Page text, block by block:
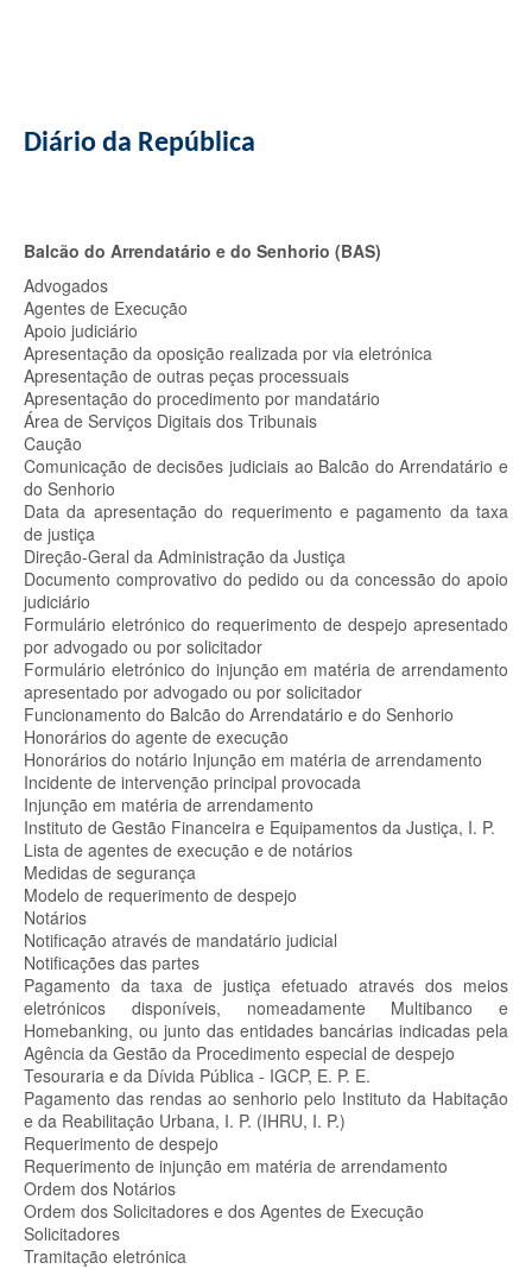
Diário da República
Balcão do Arrendatário e do Senhorio (BAS)
Advogados
Agentes de Execução
Apoio judiciário
Apresentação da oposição realizada por via eletrónica
Apresentação de outras peças processuais
Apresentação do procedimento por mandatário
Área de Serviços Digitais dos Tribunais
Caução
Comunicação de decisões judiciais ao Balcão do Arrendatário e
do Senhorio
Data da apresentação do requerimento e pagamento da taxa
de justiça
Direção-Geral da Administração da Justiça
Documento comprovativo do pedido ou da concessão do apoio
judiciário
Formulário eletrónico do requerimento de despejo apresentado
por advogado ou por solicitador
Formulário eletrónico do injunção em matéria de arrendamento
apresentado por advogado ou por solicitador
Funcionamento do Balcão do Arrendatário e do Senhorio
Honorários do agente de execução
Honorários do notário Injunção em matéria de arrendamento
Incidente de intervenção principal provocada
Injunção em matéria de arrendamento
Instituto de Gestão Financeira e Equipamentos da Justiça, I. P.
Lista de agentes de execução e de notários
Medidas de segurança
Modelo de requerimento de despejo
Notários
Notificação através de mandatário judicial
Notificações das partes
Pagamento da taxa de justiça efetuado através dos meios
eletrónicos disponíveis, nomeadamente Multibanco e
Homebanking, ou junto das entidades bancárias indicadas pela
Agência da Gestão da Procedimento especial de despejo
Tesouraria e da Dívida Pública - IGCP, E. P. E.
Pagamento das rendas ao senhorio pelo Instituto da Habitação
e da Reabilitação Urbana, I. P. (IHRU, I. P.)
Requerimento de despejo
Requerimento de injunção em matéria de arrendamento
Ordem dos Notários
Ordem dos Solicitadores e dos Agentes de Execução
Solicitadores
Tramitação eletrónica